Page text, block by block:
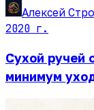
Алексей
2020 г.
Сухой ручей
минимум